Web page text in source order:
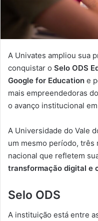
A Univates ampliou sua
conquistar o Selo ODS
Google for Education e
mais empreendedoras
o avanço institucional
A Universidade do Vale
um mesmo período, três
nacional que refletem
transformação digital e
Selo ODS
A instituição está entre